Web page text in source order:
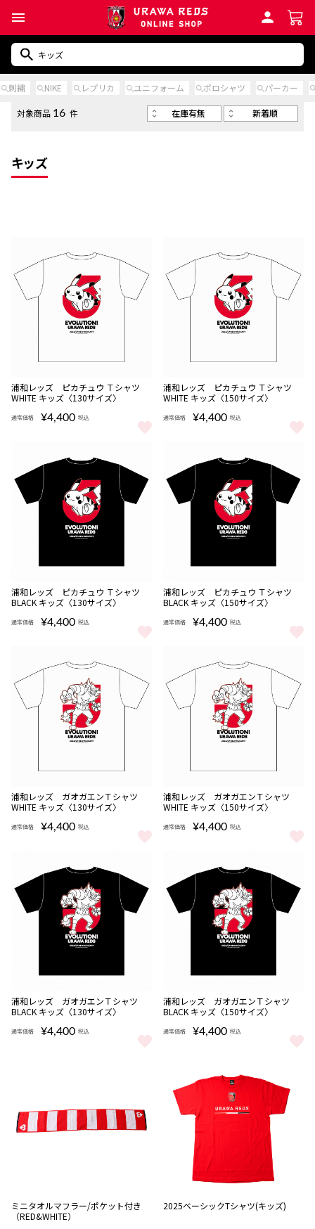
刺繍 NIKE レプリカ ユニフォーム ポロシャツ パーカー
キッズ
対象商品 16 件 在庫有無 新着順
NEW
完売
浦和レッズ ピカチュウ Ｔシャツ
WHITE キッズ〈130サイズ〉
通常価格 ¥4,400 税込
浦和レッズ ピカチュウ Ｔシャツ WHITE キッズ〈130サイズ〉 を
NEW
浦和レッズ ピカチュウ Ｔシャツ
WHITE キッズ〈150サイズ〉
通常価格 ¥4,400 税込
浦和レッズ ピカチュウ Ｔシャ
NEW
完売
浦和レッズ ピカチュウ Ｔシャツ
BLACK キッズ〈130サイズ〉
通常価格 ¥4,400 税込
浦和レッズ ピカチュウ Ｔシャツ BLACK キッズ〈130サイズ〉 を
NEW
浦和レッズ ピカチュウ Ｔシャツ
BLACK キッズ〈150サイズ〉
通常価格 ¥4,400 税込
浦和レッズ ピカチュウ Ｔシャ
NEW
浦和レッズ ガオガエンＴシャツ
WHITE キッズ〈130サイズ〉
通常価格 ¥4,400 税込
浦和レッズ ガオガエンＴシャツ WHITE キッズ〈130サイズ〉 をも
NEW
浦和レッズ ガオガエンＴシャツ
WHITE キッズ〈150サイズ〉
通常価格 ¥4,400 税込
浦和レッズ ガオガエンＴシャ
NEW
完売
浦和レッズ ガオガエンＴシャツ
BLACK キッズ〈130サイズ〉
通常価格 ¥4,400 税込
浦和レッズ ガオガエンＴシャツ BLACK キッズ〈130サイズ〉 をも
NEW
完売
浦和レッズ ガオガエンＴシャツ
BLACK キッズ〈150サイズ〉
通常価格 ¥4,400 税込
浦和レッズ ガオガエンＴシャツ
ミニタオルマフラー/ポケット付き
（RED&WHITE）
2025ベーシックTシャツ(キッズ)